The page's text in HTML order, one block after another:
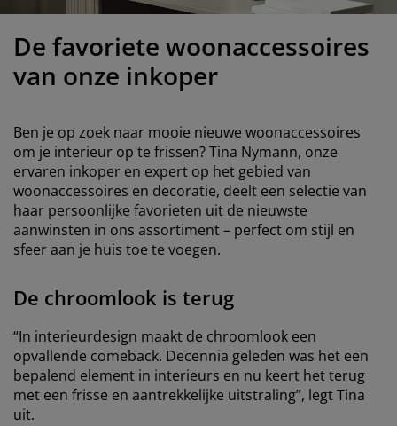
en accessoires
en strijken
De favoriete woonaccessoires
van onze inkoper
Ben je op zoek naar mooie nieuwe woonaccessoires
om je interieur op te frissen? Tina Nymann, onze
ervaren inkoper en expert op het gebied van
woonaccessoires en decoratie, deelt een selectie van
haar persoonlijke favorieten uit de nieuwste
aanwinsten in ons assortiment – ​​perfect om stijl en
sfeer aan je huis toe te voegen.
De chroomlook is terug
“In interieurdesign maakt de chroomlook een
opvallende comeback. Decennia geleden was het een
bepalend element in interieurs en nu keert het terug
met een frisse en aantrekkelijke uitstraling”, legt Tina
uit.